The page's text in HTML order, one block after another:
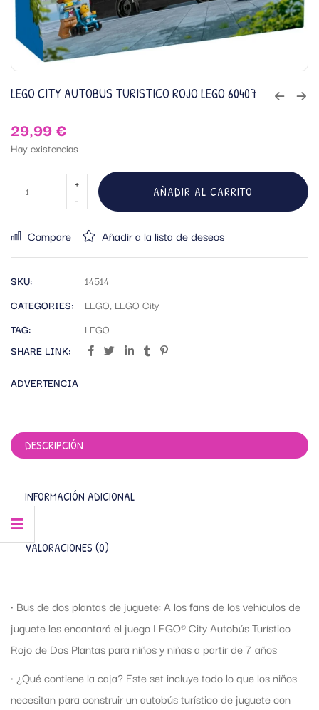
LEGO CITY AUTOBUS TURISTICO ROJO LEGO 60407
29,99€
Hay existencias
AÑADIR AL CARRITO
Compare Añadir a la lista de deseos
SKU:
14514
CATEGORIES:
LEGO, LEGO City
TAG:
LEGO
SHARE LINK:
ADVERTENCIA
DESCRIPCIÓN
INFORMACIÓN ADICIONAL
VALORACIONES (0)
• Bus de dos plantas de juguete: A los fans de los vehículos de
juguete les encantará el juego LEGO® City Autobús Turístico
Rojo de Dos Plantas para niños y niñas a partir de 7 años
• ¿Qué contiene la caja? Este set incluye todo lo que los niños
necesitan para construir un autobús turístico de juguete con